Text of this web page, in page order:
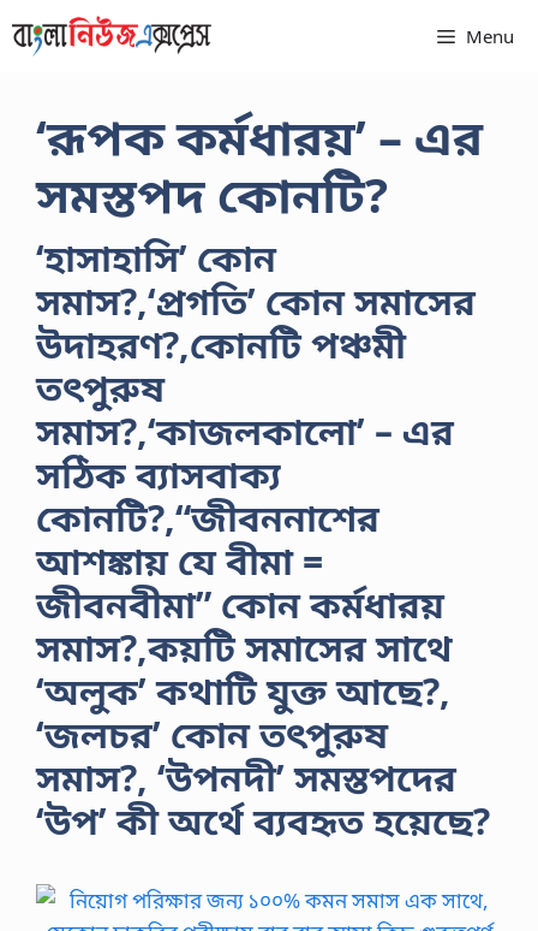
to
Menu
‘রূপক কর্মধারয়’ – এর
সমস্তপদ কোনটি?
‘হাসাহাসি’ কোন
সমাস?,‘প্রগতি’ কোন সমাসের
উদাহরণ?,কোনটি পঞ্চমী
তৎপুরুষ
সমাস?,‘কাজলকালো’ – এর
সঠিক ব্যাসবাক্য
কোনটি?,“জীবননাশের
আশঙ্কায় যে বীমা =
জীবনবীমা” কোন কর্মধারয়
সমাস?,কয়টি সমাসের সাথে
‘অলুক’ কথাটি যুক্ত আছে?,
‘জলচর’ কোন তৎপুরুষ
সমাস?, ‘উপনদী’ সমস্তপদের
‘উপ’ কী অর্থে ব্যবহৃত হয়েছে?